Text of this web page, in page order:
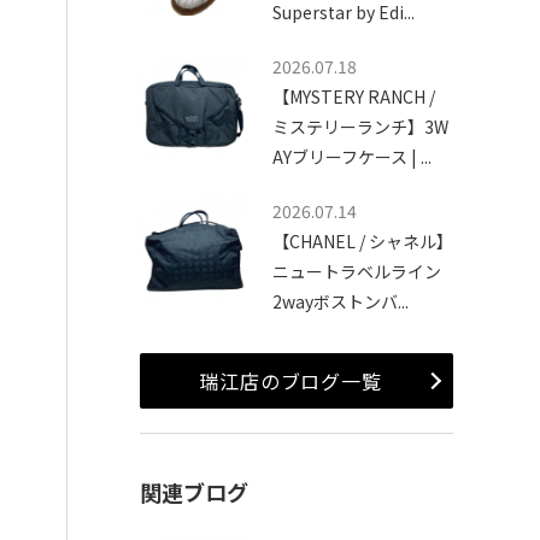
Superstar by Edi...
2026.07.18
【MYSTERY RANCH /
ミステリーランチ】3W
AYブリーフケース | ...
2026.07.14
【CHANEL / シャネル】
ニュートラベルライン
2wayボストンバ...
瑞江店のブログ一覧
関連ブログ